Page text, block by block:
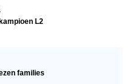
L2
families